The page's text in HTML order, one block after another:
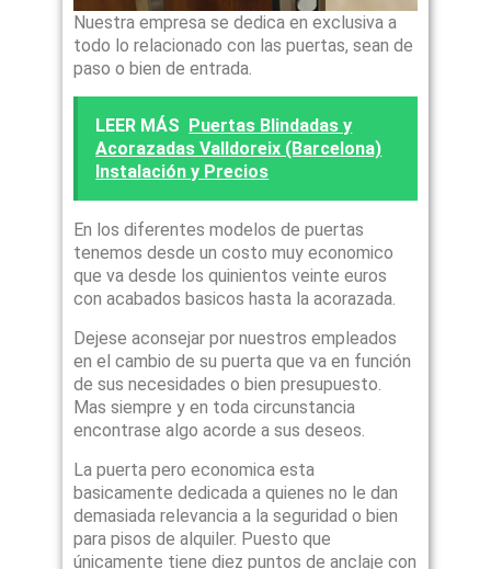
Nuestra empresa se dedica en exclusiva a
todo lo relacionado con las puertas, sean de
paso o bien de entrada.
LEER MÁS Puertas Blindadas y
Acorazadas Valldoreix (Barcelona)
Instalación y Precios
En los diferentes modelos de puertas
tenemos desde un costo muy economico
que va desde los quinientos veinte euros
con acabados basicos hasta la acorazada.
Dejese aconsejar por nuestros empleados
en el cambio de su puerta que va en función
de sus necesidades o bien presupuesto.
Mas siempre y en toda circunstancia
encontrase algo acorde a sus deseos.
La puerta pero economica esta
basicamente dedicada a quienes no le dan
demasiada relevancia a la seguridad o bien
para pisos de alquiler. Puesto que
únicamente tiene diez puntos de anclaje con